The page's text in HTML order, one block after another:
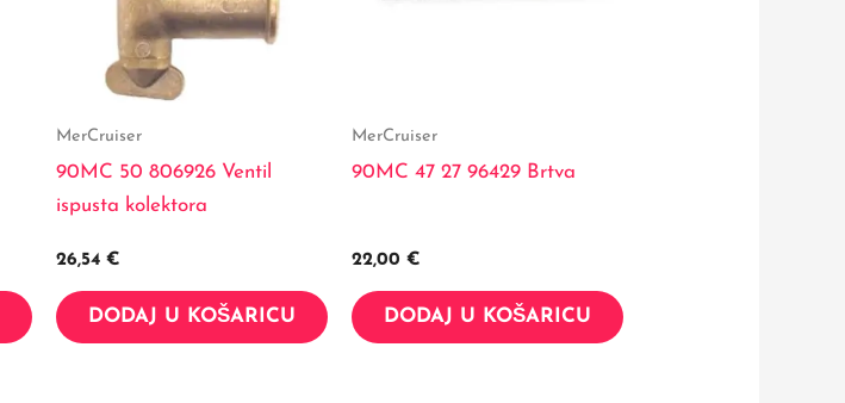
MerCruiser
90MC 50 806926 Ventil
ispusta kolektora
26,54 €
DODAJ U KOŠARICU
MerCruiser
90MC 47 27 96429 Brtva
22,00€
DODAJ U KOŠARICU